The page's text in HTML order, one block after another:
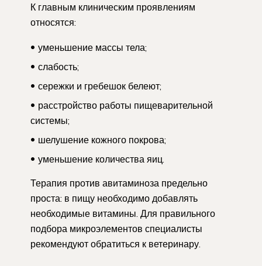
К главным клиническим проявлениям
относятся:
уменьшение массы тела;
слабость;
сережки и гребешок белеют;
расстройство работы пищеварительной
системы;
шелушение кожного покрова;
уменьшение количества яиц.
Терапия против авитаминоза предельно
проста: в пищу необходимо добавлять
необходимые витамины. Для правильного
подбора микроэлементов специалисты
рекомендуют обратиться к ветеринару.